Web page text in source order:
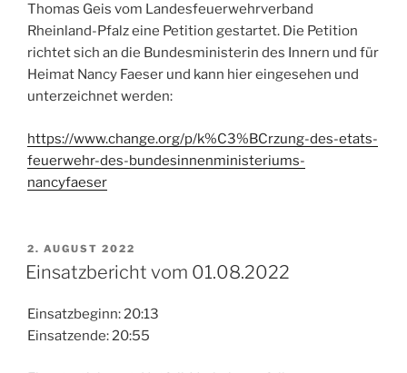
Thomas Geis vom Landesfeuerwehrverband
Rheinland-Pfalz eine Petition gestartet. Die Petition
richtet sich an die Bundesministerin des Innern und für
Heimat Nancy Faeser und kann hier eingesehen und
unterzeichnet werden:
https://www.change.org/p/k%C3%BCrzung-des-etats-
feuerwehr-des-bundesinnenministeriums-
nancyfaeser
VERÖFFENTLICHT
AM
2. AUGUST 2022
Einsatzbericht vom 01.08.2022
Einsatzbeginn: 20:13
Einsatzende: 20:55